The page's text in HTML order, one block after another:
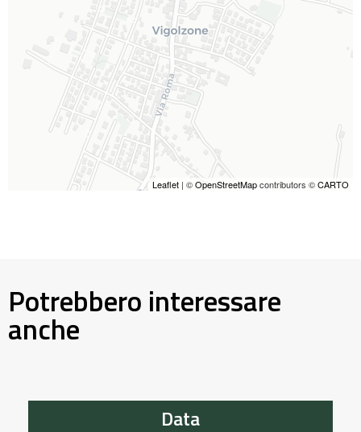
Leaflet | ©OpenStreetMapcontributors ©CARTO
Potrebbero interessare
anche
Data